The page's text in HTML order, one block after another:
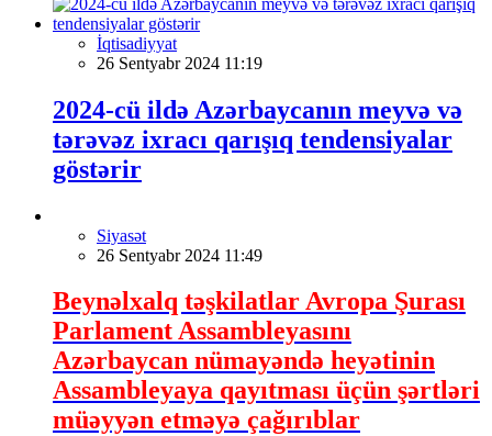
İqtisadiyyat
26 Sentyabr 2024 11:19
2024-cü ildə Azərbaycanın meyvə və
tərəvəz ixracı qarışıq tendensiyalar
göstərir
Siyasət
26 Sentyabr 2024 11:49
Beynəlxalq təşkilatlar Avropa Şurası
Parlament Assambleyasını
Azərbaycan nümayəndə heyətinin
Assambleyaya qayıtması üçün şərtləri
müəyyən etməyə çağırıblar